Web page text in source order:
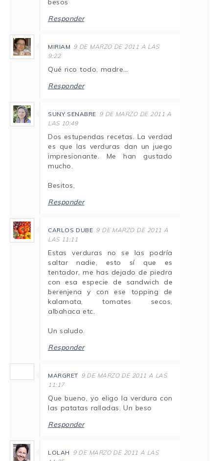
besos
Responder
MIRIAM 9 DE MARZO DE 2011 A LAS
9:22
Qué rico todo, madre...
Responder
SUNY SENABRE 9 DE MARZO DE 2011 A
LAS 10:49
Dos estupendas recetas. La verdad
es que las verduras dan un juego
impresionante. Me han gustado
mucho.
Besitos,
Responder
CARLOS DUBE 9 DE MARZO DE 2011 A
LAS 11:11
Estas verduras no se las podría
saltar nadie, esto sí que es
tentador, me has dejado de piedra
con esa especie de sandwich de
berenjena y con ese topping de
kalamata, tomates secos,
albahaca etc.
Un saludo.
Responder
MARGRET 9 DE MARZO DE 2011 A LAS
11:17
Que bueno, yo eligo la verdura con
las patatas ralladas. Un beso
Responder
LOLAH 9 DE MARZO DE 2011 A LAS